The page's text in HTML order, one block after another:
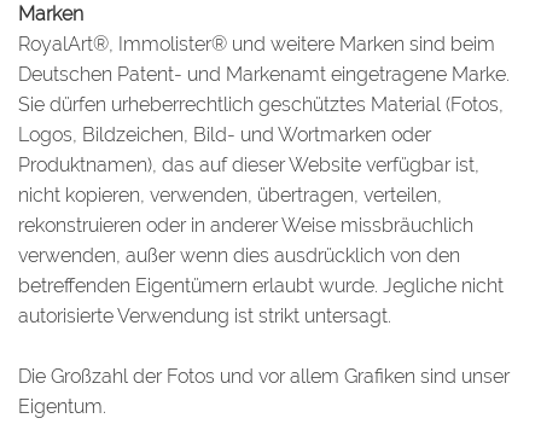
Marken
RoyalArt®, Immolister® und weitere Marken sind beim
Deutschen Patent- und Markenamt eingetragene Marke.
Sie dürfen urheberrechtlich geschütztes Material (Fotos,
Logos, Bildzeichen, Bild- und Wortmarken oder
Produktnamen), das auf dieser Website verfügbar ist,
nicht kopieren, verwenden, übertragen, verteilen,
rekonstruieren oder in anderer Weise missbräuchlich
verwenden, außer wenn dies ausdrücklich von den
betreffenden Eigentümern erlaubt wurde. Jegliche nicht
autorisierte Verwendung ist strikt untersagt.
Die Großzahl der Fotos und vor allem Grafiken sind unser
Eigentum.